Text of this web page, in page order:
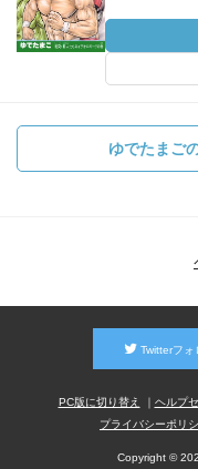
ゆでたまご
Twitterフォ
PC版に切り替え ヘルプ
プライバシーポリ
Copyright ©